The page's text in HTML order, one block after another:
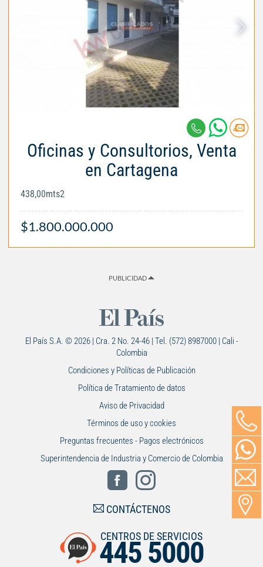
Oficinas y Consultorios, Venta
en Cartagena
438,00mts2
$1.800.000.000
PUBLICIDAD
El País S.A. © 2026 | Cra. 2 No. 24-46 | Tel. (572) 8987000 | Cali -
Colombia
Condiciones y Políticas de Publicación
Política de Tratamiento de datos
Aviso de Privacidad
Términos de uso y cookies
Preguntas frecuentes - Pagos electrónicos
Superintendencia de Industria y Comercio de Colombia
CONTÁCTENOS
CENTROS DE SERVICIOS
445 5000